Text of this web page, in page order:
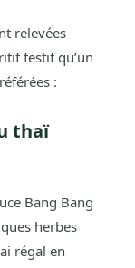
relevées
festif qu’un
:
thaï
Bang Bang
herbes
régal en